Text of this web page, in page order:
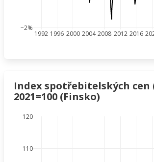
1992 1996 2000 20042008 2012 2016
−2%
Index spotřebitelských cen
2021=100 (Finsko)
110
120